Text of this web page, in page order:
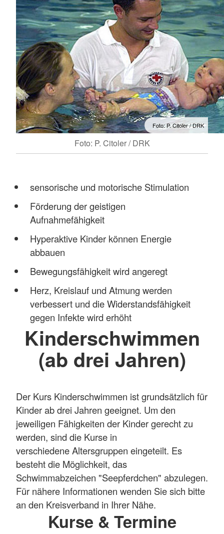
Foto: P. Citoler / DRK
Foto: P. Citoler / DRK
sensorische und motorische Stimulation
Förderung der geistigen
Aufnahmefähigkeit
Hyperaktive Kinder können Energie
abbauen
Bewegungsfähigkeit wird angeregt
Herz, Kreislauf und Atmung werden
verbessert und die Widerstandsfähigkeit
gegen Infekte wird erhöht
Kinderschwimmen
(ab drei Jahren)
Der Kurs Kinderschwimmen ist grundsätzlich für
Kinder ab drei Jahren geeignet. Um den
jeweiligen Fähigkeiten der Kinder gerecht zu
werden, sind die Kurse in
verschiedene Altersgruppen eingeteilt. Es
besteht die Möglichkeit, das
Schwimmabzeichen "Seepferdchen" abzulegen.
Für nähere Informationen wenden Sie sich bitte
an den Kreisverband in Ihrer Nähe.
Kurse & Termine